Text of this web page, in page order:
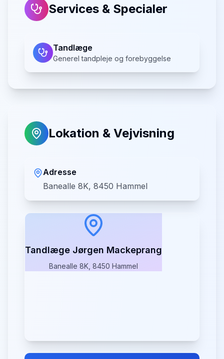
Services & Specialer
Tandlæge
Generel tandpleje og forebyggelse
Lokation & Vejvisning
Adresse
Banealle 8K, 8450 Hammel
Tandlæge Jørgen Mackeprang
Banealle 8K, 8450 Hammel